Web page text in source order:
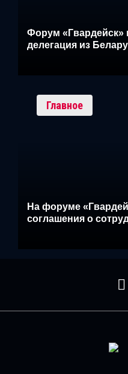
Форум «Гвардейск»
делегация из
Главное
На форуме
соглашения о